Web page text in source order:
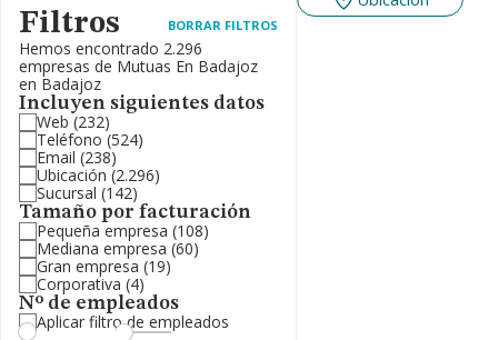
Filtros BORRAR FILTROS
Hemos encontrado 2.296
empresas de Mutuas En Badajoz
en Badajoz
Incluyen siguientes datos
Web (232)
Teléfono (524)
Email (238)
Ubicación (2.296)
Sucursal (142)
Tamaño por facturación
Pequeña empresa (108)
Mediana empresa (60)
Gran empresa (19)
Corporativa (4)
Nº de empleados
Aplicar filtro de empleados